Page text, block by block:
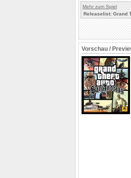
Vorschau /
Mehr zum Spiel
Releaselist: Grand